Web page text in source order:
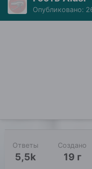
Опубликовано:
Ответы
5,5k
Создано
19 г